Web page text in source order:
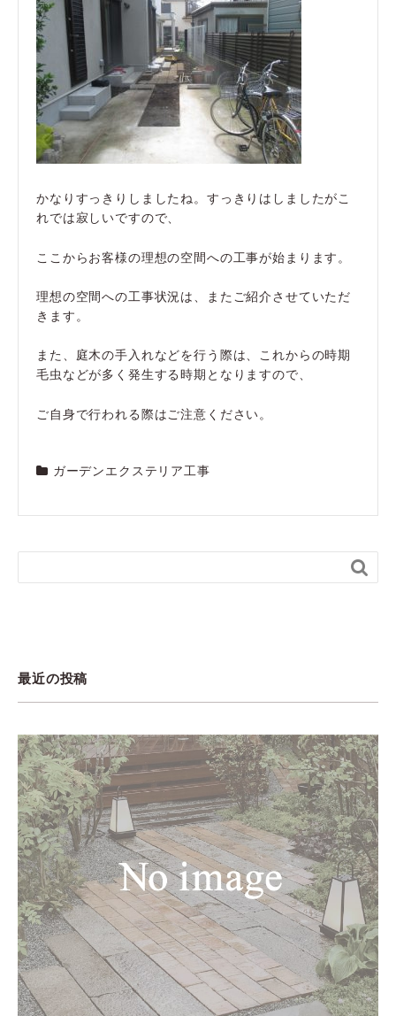
かなりすっきりしましたね。すっきりはしましたがこ
れでは寂しいですので、
ここからお客様の理想の空間への工事が始まります。
理想の空間への工事状況は、またご紹介させていただ
きます。
また、庭木の手入れなどを行う際は、これからの時期
毛虫などが多く発生する時期となりますので、
ご自身で行われる際はご注意ください。
ガーデンエクステリア工事

最近の投稿